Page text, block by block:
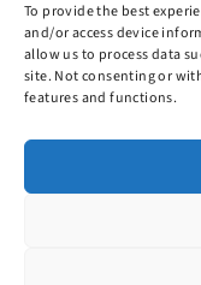
To provide the best
and/or access device
allow us to process data
site. Not consenting or
features and functions.
Gebruik van deze site
privacy- en
algemene